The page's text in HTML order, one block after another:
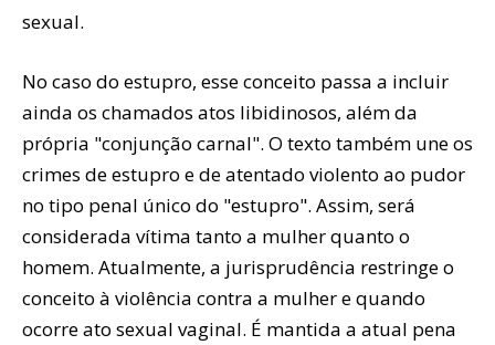
sexual.
No caso do estupro, esse conceito passa a incluir
ainda os chamados atos libidinosos, além da
própria "conjunção carnal". O texto também une os
crimes de estupro e de atentado violento ao pudor
no tipo penal único do "estupro". Assim, será
considerada vítima tanto a mulher quanto o
homem. Atualmente, a jurisprudência restringe o
conceito à violência contra a mulher e quando
ocorre ato sexual vaginal. É mantida a atual pena